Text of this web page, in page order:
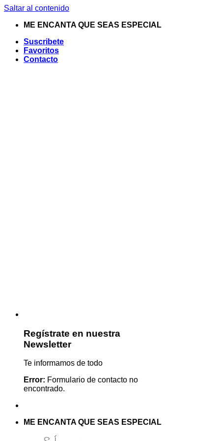
Saltar al contenido
ME ENCANTA QUE SEAS ESPECIAL
Suscribete
Favoritos
Contacto
Regístrate en nuestra
Newsletter
Te informamos de todo
Error: Formulario de contacto no
encontrado.
ME ENCANTA QUE SEAS ESPECIAL